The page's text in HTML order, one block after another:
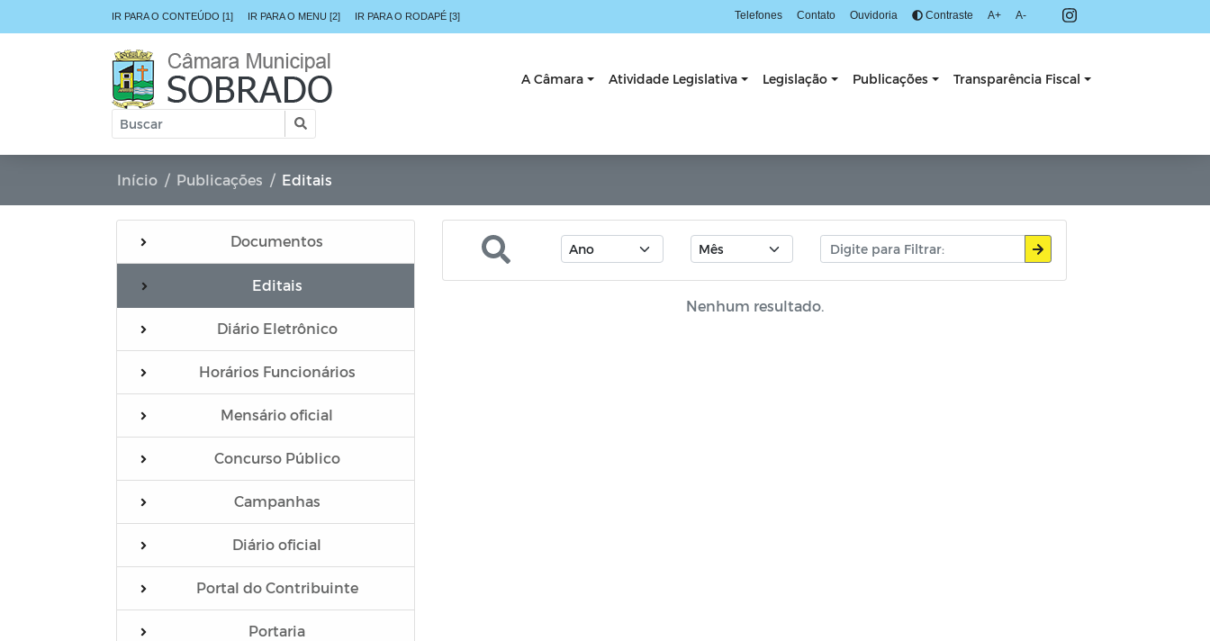
IR PARA O CONTEÚDO [1] IR PARA O MENU [2] IR PARA O RODAPÉ [3] Telefones Contato Ouvidoria Contraste A+ A-
A Câmara Atividade Legislativa Legislação Publicações Transparência Fiscal
Início Publicações Editais
Documentos
Editais
Diário Eletrônico
Horários Funcionários
Mensário oficial
Concurso Público
Campanhas
Diário oficial
Portal do Contribuinte
Portaria
Nenhum resultado.